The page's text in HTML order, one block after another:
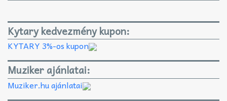
Kytary kedvezmény kupon:
KYTARY 3%-os kupon
Muziker ajánlatai:
Muziker.hu ajánlatai